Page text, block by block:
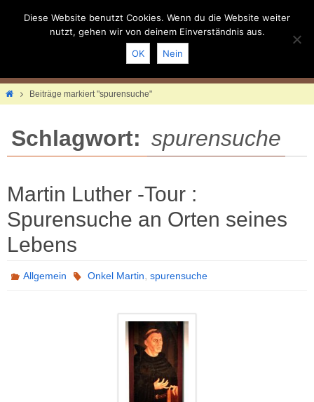
HomeBeiträge markiert "spurensuche"
Schlagwort: spurensuche
Martin Luther -Tour :
Spurensuche an Orten seines
Lebens
Allgemein Onkel Martin, spurensuche
Diese Website benutzt Cookies. Wenn du die Website weiter
nutzt, gehen wir von deinem Einverständnis aus.
OK
Nein